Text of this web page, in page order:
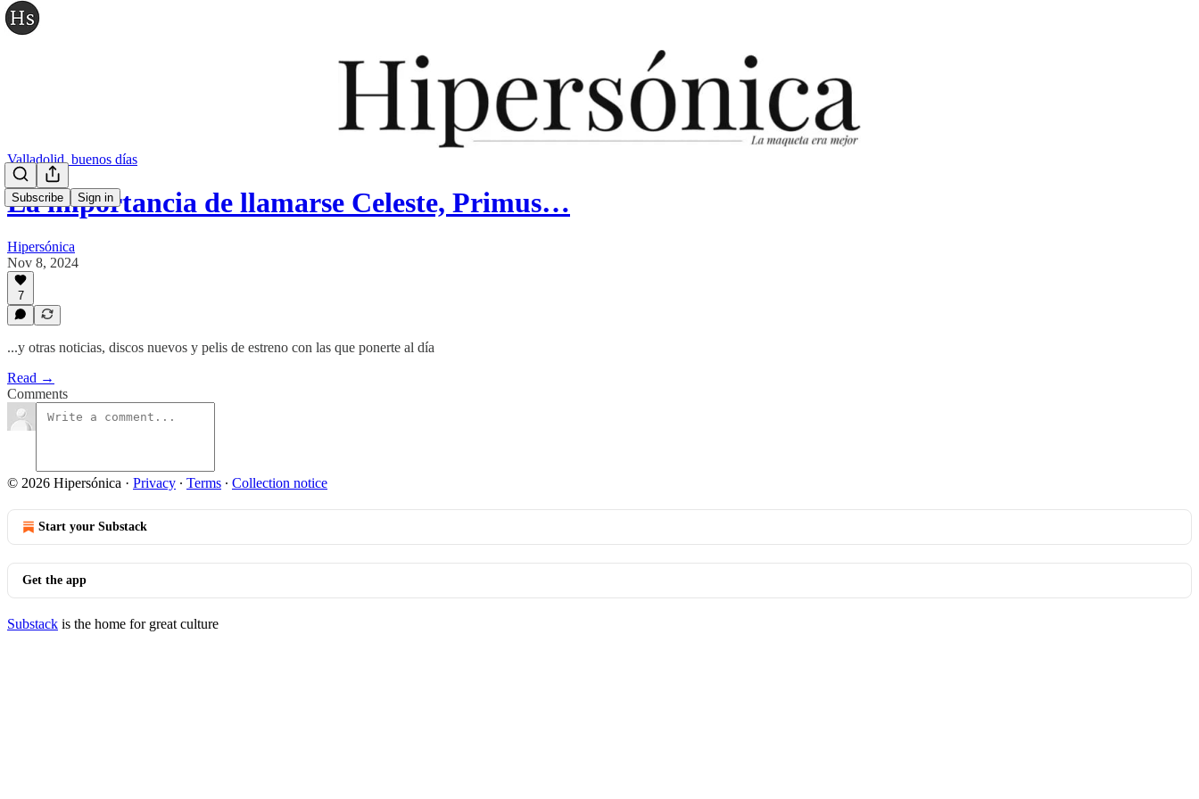
Subscribe Sign in
Valladolid, buenos días
La importancia de llamarse Celeste, Primus…
Hipersónica
Nov 8, 2024
7
...y otras noticias, discos nuevos y pelis de estreno con las que ponerte al día
Read →
Comments
© 2026 Hipersónica · Privacy ∙ Terms ∙ Collection notice
Start your Substack
Get the app
Substack is the home for great culture